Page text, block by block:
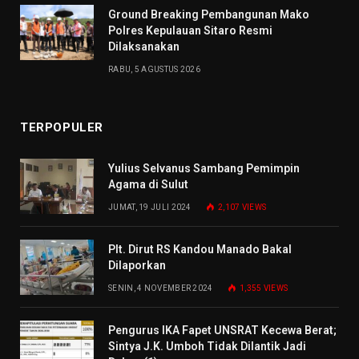
Ground Breaking Pembangunan Mako
Polres Kepulauan Sitaro Resmi
Dilaksanakan
RABU, 5 AGUSTUS 2026
TERPOPULER
Yulius Selvanus Sambang Pemimpin
Agama di Sulut
JUMAT, 19 JULI 2024 2,107 VIEWS
Plt. Dirut RS Kandou Manado Bakal
Dilaporkan
SENIN, 4 NOVEMBER 2024 1,355 VIEWS
Pengurus IKA Fapet UNSRAT Kecewa Berat;
Sintya J.K. Umboh Tidak Dilantik Jadi